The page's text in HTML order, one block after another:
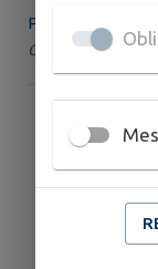
Place des Fêtes,
Catégorie : Marché